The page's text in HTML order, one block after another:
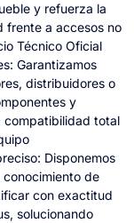
y refuerza la
frente a accesos no
Técnico Oficial
Garantizamos
distribuidores o
y
compatibilidad total
Disponemos
de
con exactitud
solucionando